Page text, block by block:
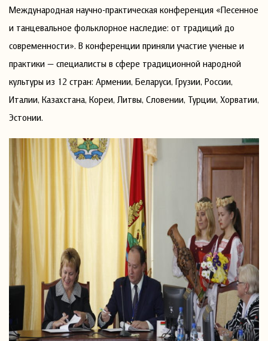
Международная научно-практическая конференция «Песенное
и танцевальное фольклорное наследие: от традиций до
современности». В конференции приняли участие ученые и
практики — специалисты в сфере традиционной народной
культуры из 12 стран: Армении, Беларуси, Грузии, России,
Италии, Казахстана, Кореи, Литвы, Словении, Турции, Хорватии,
Эстонии.